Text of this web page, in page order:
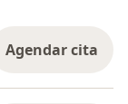
Agendar cita